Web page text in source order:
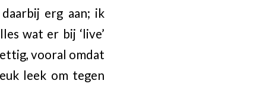
erg aan; ik
wat er bij ‘live’
vooral omdat
leek om tegen